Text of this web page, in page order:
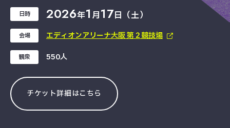
日時 2026年1 月17日（土）
会場 エディオンアリーナ大阪 第２競技場
観衆 550人
チケット詳細はこちら